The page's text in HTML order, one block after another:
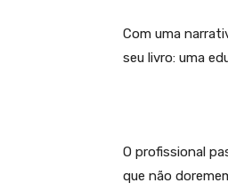
Com uma
seu livro: uma
O profissional
que não